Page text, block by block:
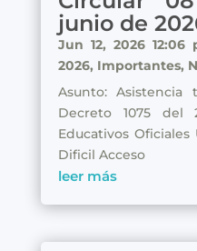
junio de
Jun 12, 2026 12:06
2026, Importantes,
Asunto: Asistencia
Decreto 1075 del
Educativos
Dificil Acceso
leer más